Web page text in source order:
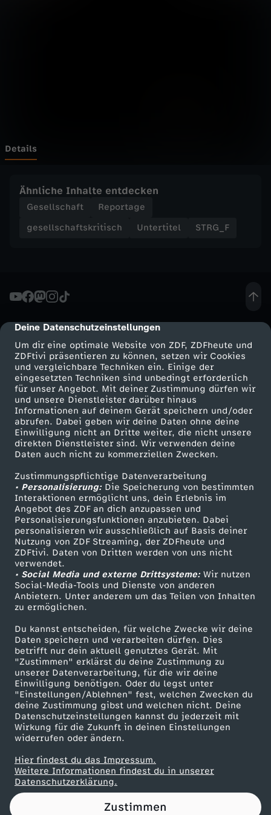
cmp-dialog-description
Deine Datenschutzeinstellungen
Um dir eine optimale Website von ZDF, ZDFheute und
ZDFtivi präsentieren zu können, setzen wir Cookies
und vergleichbare Techniken ein. Einige der
eingesetzten Techniken sind unbedingt erforderlich
für unser Angebot. Mit deiner Zustimmung dürfen wir
und unsere Dienstleister darüber hinaus
Informationen auf deinem Gerät speichern und/oder
abrufen. Dabei geben wir deine Daten ohne deine
Einwilligung nicht an Dritte weiter, die nicht unsere
direkten Dienstleister sind. Wir verwenden deine
Daten auch nicht zu kommerziellen Zwecken.
Zustimmungspflichtige Datenverarbeitung
• Personalisierung:Die Speicherung von bestimmten
Interaktionen ermöglicht uns, dein Erlebnis im
Angebot des ZDF an dich anzupassen und
Personalisierungsfunktionen anzubieten. Dabei
personalisieren wir ausschließlich auf Basis deiner
Nutzung von ZDF Streaming, der ZDFheute und
ZDFtivi. Daten von Dritten werden von uns nicht
verwendet.
• Social Media und externe Drittsysteme:Wir nutzen
Social-Media-Tools und Dienste von anderen
Anbietern. Unter anderem um das Teilen von Inhalten
zu ermöglichen.
Du kannst entscheiden, für welche Zwecke wir deine
Daten speichern und verarbeiten dürfen. Dies
betrifft nur dein aktuell genutztes Gerät. Mit
"Zustimmen" erklärst du deine Zustimmung zu
unserer Datenverarbeitung, für die wir deine
Einwilligung benötigen. Oder du legst unter
"Einstellungen/Ablehnen" fest, welchen Zwecken du
deine Zustimmung gibst und welchen nicht. Deine
Datenschutzeinstellungen kannst du jederzeit mit
Wirkung für die Zukunft in deinen Einstellungen
widerrufen oder ändern.
Hier findest du das Impressum.
Weitere Informationen findest du in unserer
Datenschutzerklärung.
Zustimmen
t
u
r
c
k
:
W
a
r
u
m
S
y
r
e
r
D
e
u
t
s
Details
Ähnliche Inhalte entdecken
Gesellschaft
Reportage
gesellschaftskritisch
Untertitel STRG_F
Mehr ZDF
ZDF-Apps
Smart TV
ZDFtext
Livestreams
Sendungen A-Z
TV-Programm
Service
ZDFmitreden
Kontakt zum ZDF
Tickets
Zuschauerservice
Hilfe
ZDF Unternehmen
Karriere
ZDF goes Schule
Werbefernsehen
Mainzelmännchen
Partner